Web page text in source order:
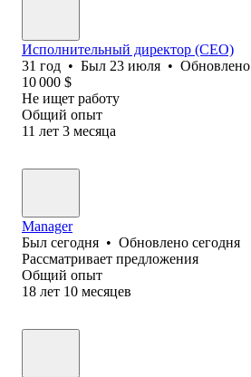
Исполнительный директор (CEO)
31 год • Был 23 июля • Обновлено
10 000 $
Не ищет работу
Общий опыт
11 лет 3 месяца
Manager
Был сегодня • Обновлено сегодня
Рассматривает предложения
Общий опыт
18 лет 10 месяцев